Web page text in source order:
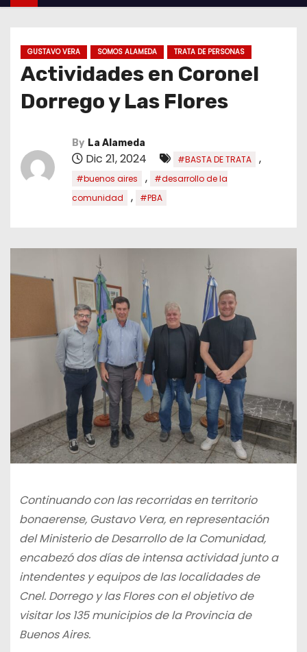
GUSTAVO VERA SOMOS ALAMEDA TRATA DE PERSONAS
Actividades en Coronel
Dorrego y Las Flores
By La Alameda
Dic 21, 2024 #BASTA DE TRATA ,
#buenos aires ,
#desarrollo de la
comunidad
, #PBA
Continuando con las recorridas en territorio
bonaerense, Gustavo Vera, en representación
del Ministerio de Desarrollo de la Comunidad,
encabezó dos días de intensa actividad junto a
intendentes y equipos de las localidades de
Cnel. Dorrego y las Flores con el objetivo de
visitar los 135 municipios de la Provincia de
Buenos Aires.